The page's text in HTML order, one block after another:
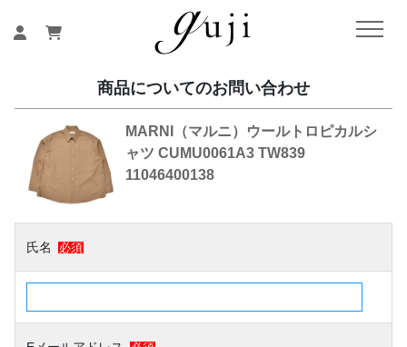
商品についてのお問い合わせ
MARNI（マルニ）ウールトロピカルシ
ャツ CUMU0061A3 TW839
11046400138
氏名 必須